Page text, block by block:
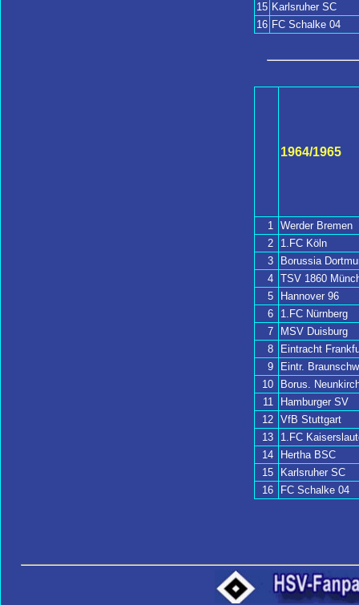
15 Karlsruher SC
16 FC Schalke 04
1964/1965
1 Werder Bremen
2
1.FC Köln
3
Borussia
4 TSV 1860
5
Hannover 96
6
1.FC Nürnberg
7
MSV Duisburg
8
Eintracht
9
Eintr.
10
Borus.
11
Hamburger SV
12 VfB Stuttgart
13
1.FC
14
Hertha BSC
15
Karlsruher SC
16
FC Schalke 04